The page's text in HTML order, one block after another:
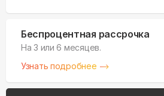
Беспроцентная рассрочка
На 3 или 6 месяцев.
Узнать подробнее